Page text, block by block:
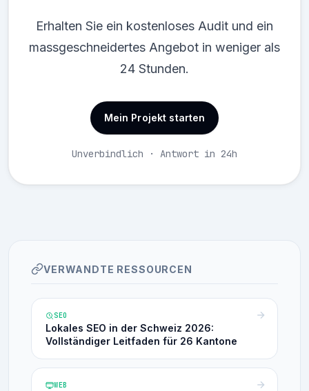
Erhalten Sie ein kostenloses Audit und ein
massgeschneidertes Angebot in weniger als
24 Stunden.
Mein Projekt starten
Unverbindlich · Antwort in 24h
VERWANDTE RESSOURCEN
SEO
Lokales SEO in der Schweiz 2026:
Vollständiger Leitfaden für 26 Kantone
WEB